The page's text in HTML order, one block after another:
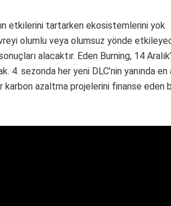
etkilerini tartarken ekosistemlerini yok
olumlu veya olumsuz yönde
alacaktır. Eden Burning, 14
4. sezonda her yeni DLC’nin yanında en
karbon azaltma projelerini finanse eden